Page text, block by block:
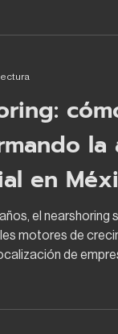
en
el nearshoring
motores de
de
logísticos a